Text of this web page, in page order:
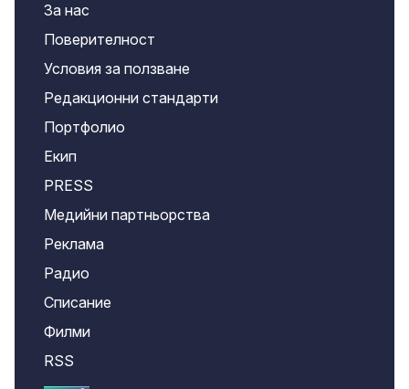
За нас
Поверителност
Условия за ползване
Редакционни стандарти
Портфолио
Екип
PRESS
Медийни партньорства
Реклама
Радио
Списание
Филми
RSS